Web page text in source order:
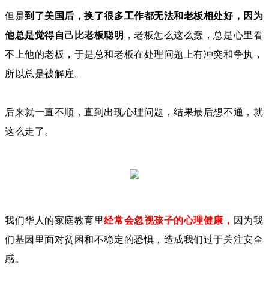
但是到了美国后，换了很多工作都无法和老板相处好，因为
他总是觉得自己比老板聪明 ，老板怎么这么蠢，总是心里看
不上他的老板，于是总和老板在处理问题上有冲突和争执，
所以总是被解雇。
后来就一直不顺，直到出现心理问题，结果最后想不通，就
这么走了。
我们华人的家庭教育里经常会忽视孩子的心理健康 ， 因为我
们基因里面对贫困和不稳定的恐惧，造成我们过于关注安全
感。